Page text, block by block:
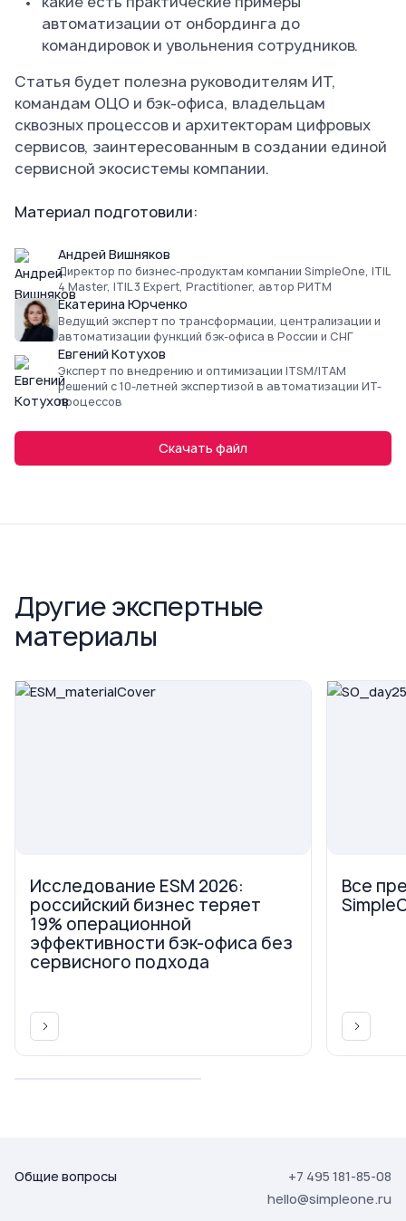
автоматизации от онбординга до
командировок и увольнения сотрудников.
Статья будет полезна руководителям ИТ,
командам ОЦО и бэк-офиса, владельцам
сквозных процессов и архитекторам цифровых
сервисов, заинтересованным в создании единой
сервисной экосистемы компании.
Материал подготовили:
Андрей Вишняков
Директор по бизнес-продуктам компании SimpleOne, ITIL
4 Master, ITIL 3 Expert, Practitioner, автор РИТМ
Екатерина Юрченко
Ведущий эксперт по трансформации, централизации и
автоматизации функций бэк-офиса в России и СНГ
Евгений Котухов
Эксперт по внедрению и оптимизации ITSM/ITAM
решений с 10-летней экспертизой в автоматизации ИТ-
процессов
Скачать файл
Другие экспертные
материалы
Исследование ESM 2026:
российский бизнес теряет
19% операционной
эффективности бэк-офиса без
сервисного подхода
Все
Общие вопросы
+7 495 181-85-08
hello@simpleone.ru